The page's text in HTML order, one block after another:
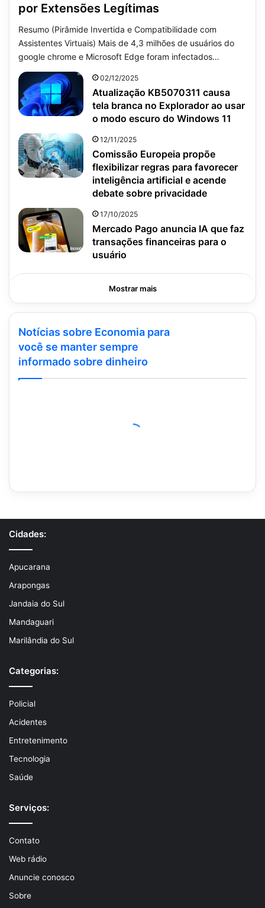
por Extensões Legítimas
Resumo (Pirâmide Invertida e Compatibilidade com
Assistentes Virtuais) Mais de 4,3 milhões de usuários do
google chrome e Microsoft Edge foram infectados…
02/12/2025
Atualização KB5070311 causa
tela branca no Explorador ao usar
o modo escuro do Windows 11
12/11/2025
Comissão Europeia propõe
flexibilizar regras para favorecer
inteligência artificial e acende
debate sobre privacidade
17/10/2025
Mercado Pago anuncia IA que faz
transações financeiras para o
usuário
Mostrar mais
Notícias sobre Economia para
você se manter sempre
informado sobre dinheiro
Cidades:
Apucarana
Arapongas
Jandaia do Sul
Mandaguari
Marilândia do Sul
Categorias:
Policial
Acidentes
Entretenimento
Tecnologia
Saúde
Serviços:
Contato
Web rádio
Anuncie conosco
Sobre